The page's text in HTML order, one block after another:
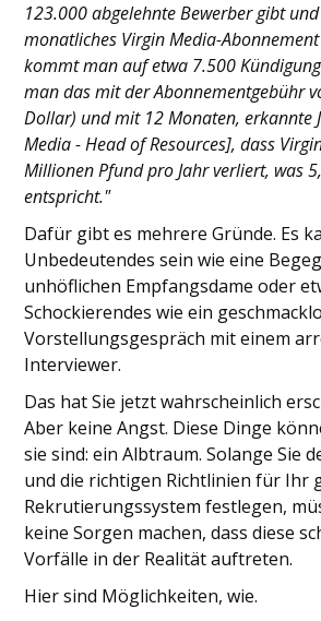
123.000 abgelehnte Bewerber gibt
monatliches Virgin Media-
kommt man auf etwa 7.500
man das mit der Abonnementgebühr
Dollar) und mit 12 Monaten, erkannte
Media - Head of Resources], dass
Millionen Pfund pro Jahr verliert, was
entspricht."
Dafür gibt es mehrere Gründe. Es
Unbedeutendes sein wie eine
unhöflichen Empfangsdame oder
Schockierendes wie ein
Vorstellungsgespräch mit einem
Interviewer.
Das hat Sie jetzt wahrscheinlich
Aber keine Angst. Diese Dinge
sie sind: ein Albtraum. Solange Sie
und die richtigen Richtlinien für Ihr
Rekrutierungssystem festlegen,
keine Sorgen machen, dass diese
Vorfälle in der Realität auftreten.
Hier sind Möglichkeiten, wie.